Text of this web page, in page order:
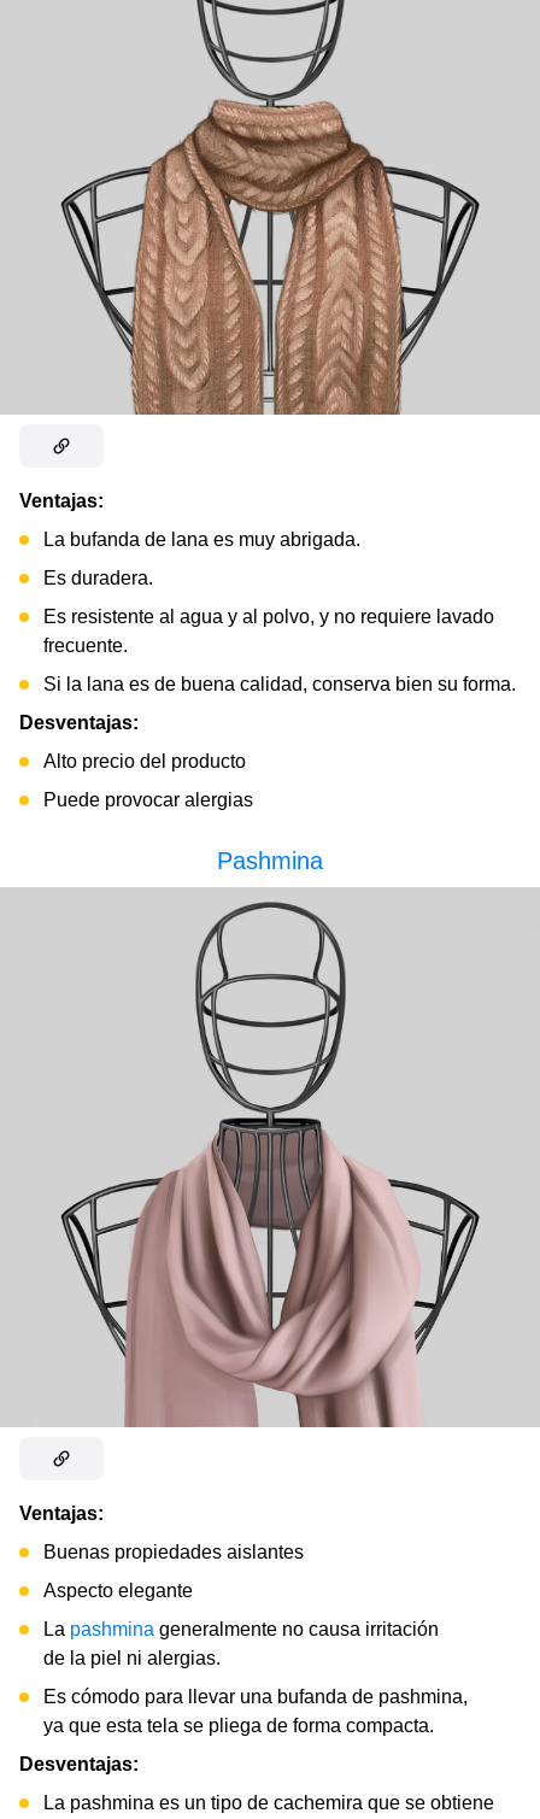
Ventajas:
La bufanda de lana es muy abrigada.
Es duradera.
Es resistente al agua y al polvo, y no requiere lavado
frecuente.
Si la lana es de buena calidad, conserva bien su forma.
Desventajas:
Alto precio del producto
Puede provocar alergias
Pashmina
Ventajas:
Buenas propiedades aislantes
Aspecto elegante
La pashmina generalmente no causa irritación
de la piel ni alergias.
Es cómodo para llevar una bufanda de pashmina,
ya que esta tela se pliega de forma compacta.
Desventajas:
La pashmina es un tipo de cachemira que se obtiene